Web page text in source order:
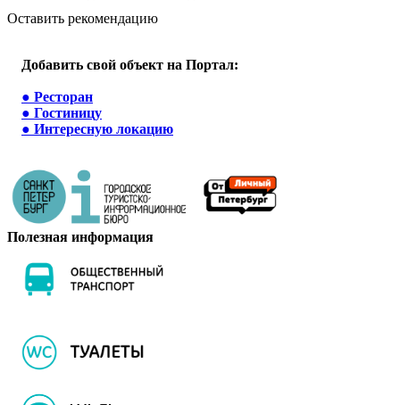
Оставить рекомендацию
Добавить свой объект на Портал:
● Ресторан
● Гостиницу
● Интересную локацию
Полезная информация